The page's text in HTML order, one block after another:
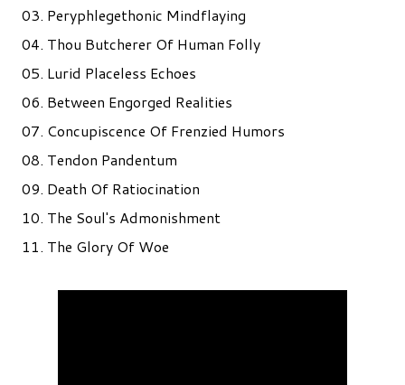
03. Peryphlegethonic Mindflaying
04. Thou Butcherer Of Human Folly
05. Lurid Placeless Echoes
06. Between Engorged Realities
07. Concupiscence Of Frenzied Humors
08. Tendon Pandentum
09. Death Of Ratiocination
10. The Soul's Admonishment
11. The Glory Of Woe